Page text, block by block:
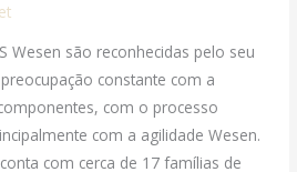
Wesen são reconhecidas pelo seu
constante com a
com o processo
com a agilidade Wesen.
com cerca de 17 famílias de